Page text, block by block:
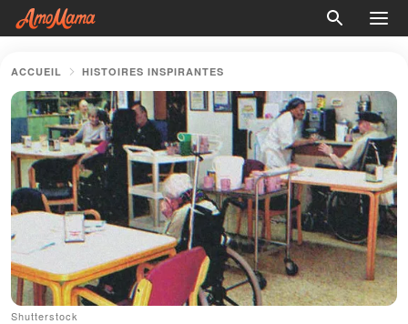
ACCUEIL HISTOIRES INSPIRANTES
Shutterstock